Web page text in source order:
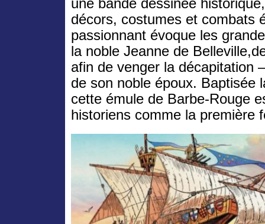
une bande dessinée
décors, costumes et combats
passionnant évoque les
la noble Jeanne de
afin de venger la
de son noble époux. Baptisée
cette émule de Barbe-Rouge
historiens comme la première